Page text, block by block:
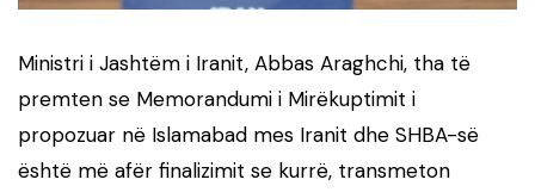
Ministri i Jashtëm i Iranit, Abbas Araghchi, tha të
premten se Memorandumi i Mirëkuptimit i
propozuar në Islamabad mes Iranit dhe SHBA-së
është më afër finalizimit se kurrë, transmeton